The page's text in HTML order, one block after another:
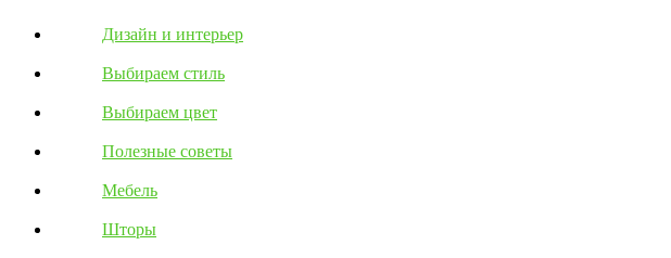
Дизайн и интерьер
Выбираем стиль
Выбираем цвет
Полезные советы
Мебель
Шторы